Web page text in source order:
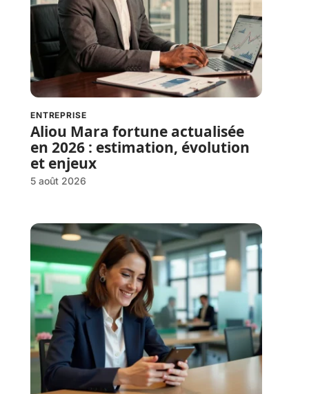
ENTREPRISE
Aliou Mara fortune actualisée
en 2026 : estimation, évolution
et enjeux
5 août 2026